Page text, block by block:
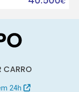
CARRO
24h